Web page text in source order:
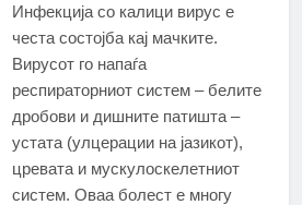
Инфекција со калици вирус е
честа состојба кај мачките.
Вирусот го напаѓа
респираторниот систем – белите
дробови и дишните патишта –
устата (улцерации на јазикот),
цревата и мускулоскелетниот
систем. Оваа болест е многу